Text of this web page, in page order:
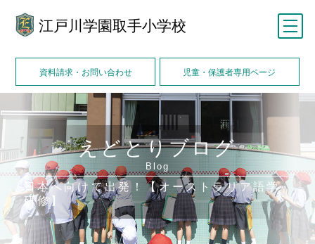
江戸川学園取手小学校
資料請求・お問い合わせ 児童・保護者専用ページ
えどとりブログ
Blog
日本へ向けて出発！【オーストラリア語学
研修】
メニュー